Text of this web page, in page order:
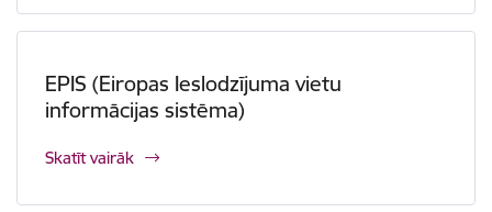
EPIS (Eiropas Ieslodzījuma vietu
informācijas sistēma)
Skatīt vairāk